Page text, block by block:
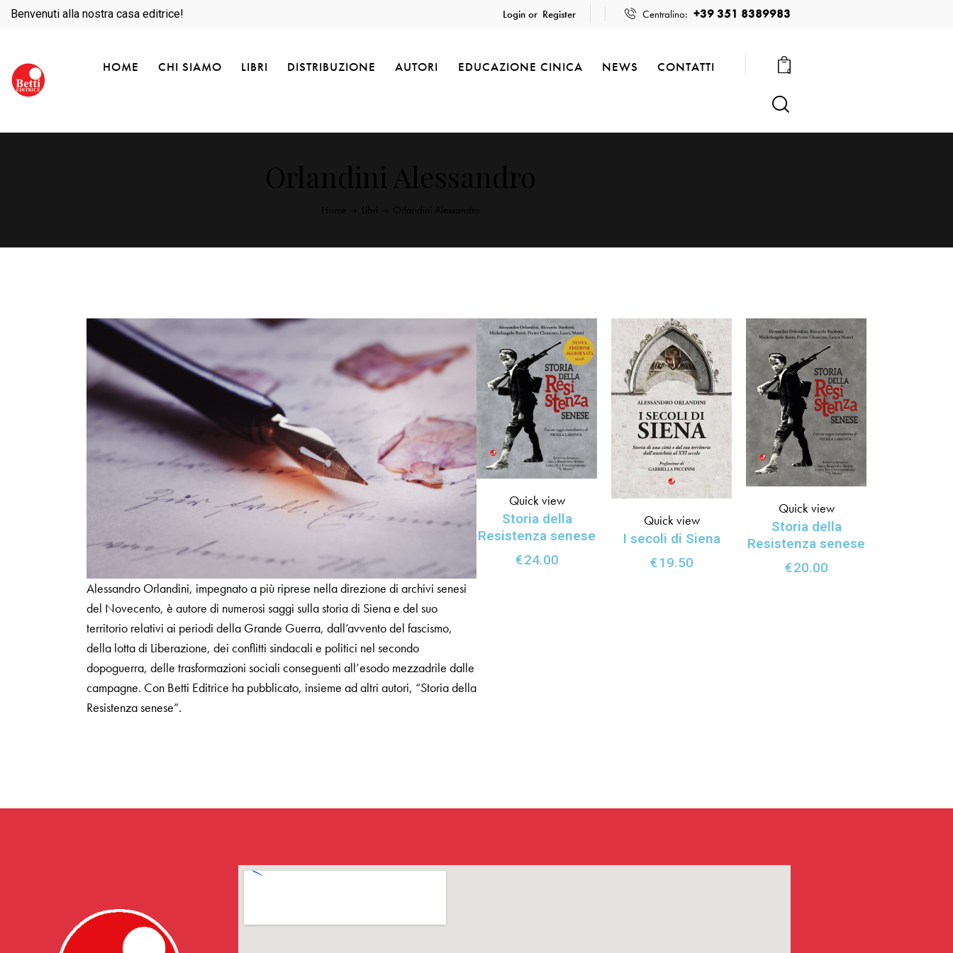
Benvenuti alla nostra casa editrice! Login or Register Centralino: +39 351 8389983
HOME CHI SIAMO LIBRI DISTRIBUZIONE AUTORI EDUCAZIONE CINICA NEWS CONTATTI 0
Alessandro Orlandini, impegnato a più riprese nella direzione di archivi senesi
del Novecento, è autore di numerosi saggi sulla storia di Siena e del suo
territorio relativi ai periodi della Grande Guerra, dall’avvento del fascismo,
della lotta di Liberazione, dei conflitti sindacali e politici nel secondo
dopoguerra, delle trasformazioni sociali conseguenti all’esodo mezzadrile dalle
campagne. Con Betti Editrice ha pubblicato, insieme ad altri autori, “Storia della
Resistenza senese”.
Storia della
Resistenza senese
€24.00
Quick view
I secoli di Siena
€19.50
Quick view
Storia della
Resistenza senese
€20.00
Quick view